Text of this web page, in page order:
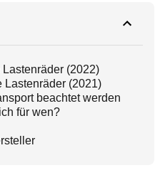
(2022)
Lastenräder (2021)
beachtet werden
für wen?